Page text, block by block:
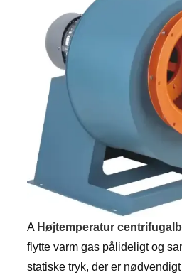
A Højtemperatur
flytte varm gas pålideligt og
statiske tryk, der er